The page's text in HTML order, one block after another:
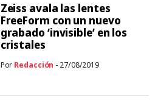
Zeiss avala las lentes
FreeForm con un nuevo
grabado ‘invisible’ en los
cristales
Por Redacción - 27/08/2019